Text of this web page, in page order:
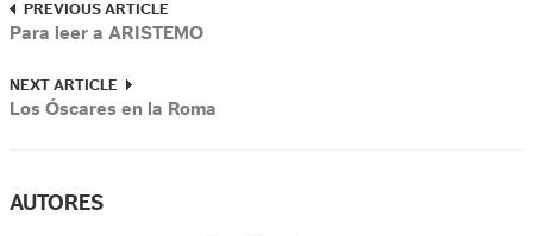
PREVIOUS ARTICLE
Para leer a ARISTEMO
NEXT ARTICLE
Los Óscares en la Roma
AUTORES